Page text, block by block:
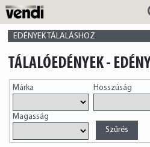
VENDI
HUNGÁRIA
EDÉNYEK TÁLALÁSHOZ
TÁLALÓEDÉNYEK -
Márka Hosszúság
Magasság